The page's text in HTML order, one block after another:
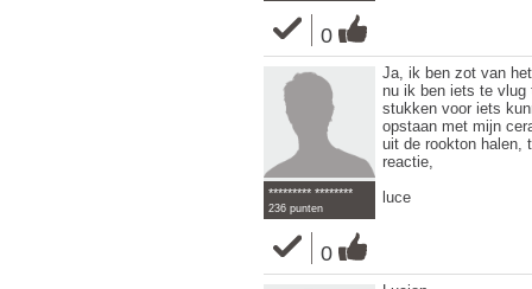
0
********* ********
236 punten
0
Ja, ik ben zot van
nu ik ben iets te
stukken voor iets
opstaan met mijn
uit de rookton halen,
reactie,
luce